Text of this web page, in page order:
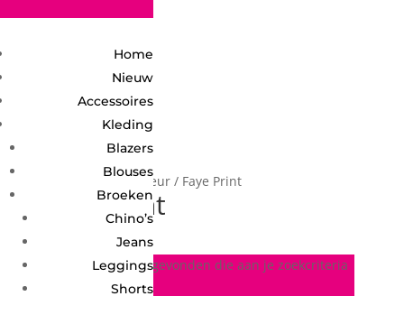
Home
Nieuw
Accessoires
Kleding
Blazers
Blouses
Broeken
Chino’s
Jeans
Leggings
Shorts
/ Product Kleur / Faye Print
Faye Print
Geen producten gevonden die aan je zoekcriteria